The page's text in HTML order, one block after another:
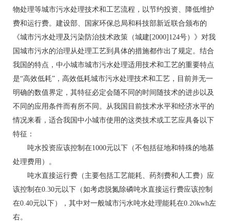
物处理等城市污水处理技术和工艺流程，以节约投资、降低维护
费和运行费。建设部、国家环保总局和科技部新近联合颁布的
《城市污水处理及污染防治技术政策（城建[2000]124号）》对我
国城市污水的治理从处理工艺到具体的措施都作出了规定。结合
我国的特点，中小城市城市污水处理适用技术和工艺的重要特点
是“高效低耗”，高效低耗城市污水处理技术和工艺，目前并无一
明确的数值界定，其特征必定会随不同的时间随技术的进步以及
不同的应用条件而有所不同。从我国目前技术水平和经济水平的
情况来看，适合我国中小城市使用的这类技术或工艺应具备以下
特征：
吨水投资应该控制在1000元以下（不包括征地和特殊的地基
处理费用）。
吨水直接运行费（主要包括工艺能耗、药剂费和人工费）应
该控制在0.30元以下（如考虑脱氮除磷吨水直接运行费应该控制
在0.40元以下），其中对一般城市污水吨水处理能耗在0.20kwh左
右。